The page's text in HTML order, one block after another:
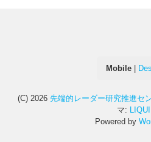
Mobile|
(C) 2026 先端的レーダー研究推進セ
マ:
Powered by